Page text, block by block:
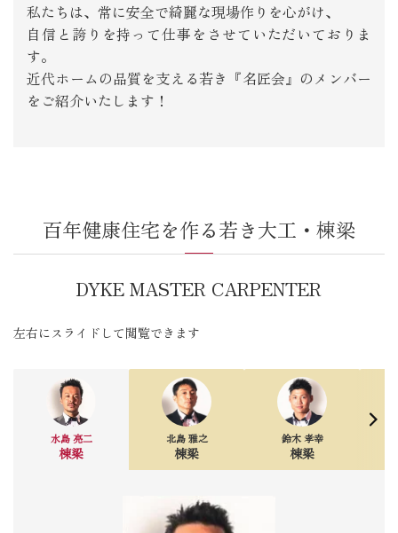
私たちは、常に安全で綺麗な現場作りを心がけ、
自信と誇りを持って仕事をさせていただいておりま
す。
近代ホームの品質を支える若き『名匠会』のメンバー
をご紹介いたします！
百年健康住宅を作る若き大工・棟梁
DYKE MASTER CARPENTER
左右にスライドして閲覧できます
水島 亮二
棟梁
北島 雅之
棟梁
鈴木 孝幸
棟梁